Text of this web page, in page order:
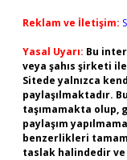
Reklam ve İletişim:
Yasal Uyarı: Bu
veya şahıs şirketi
Sitede yalnızca
paylaşılmaktadır.
taşımamakta olup,
paylaşım
benzerlikleri
taslak halindedir